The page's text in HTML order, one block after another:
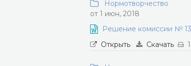
Нормотворчество
от 1 июн, 2018
Решение комиссии № 13
Открыть
Скачать